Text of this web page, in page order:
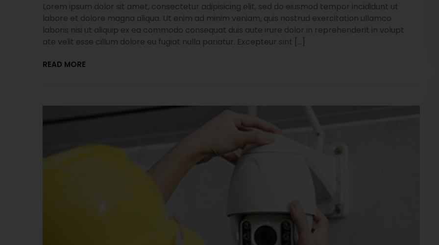
Lorem ipsum dolor sit amet, consectetur adipisicing elit, sed do eiusmod tempor incididunt ut
labore et dolore magna aliqua. Ut enim ad minim veniam, quis nostrud exercitation ullamco
laboris nisi ut aliquip ex ea commodo consequat duis aute irure dolor in reprehenderit in volupt
ate velit esse cillum dolore eu fugiat nulla pariatur. Excepteur sint […]
READ MORE